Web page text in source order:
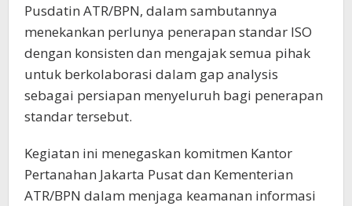
Pusdatin ATR/BPN, dalam sambutannya
menekankan perlunya penerapan standar ISO
dengan konsisten dan mengajak semua pihak
untuk berkolaborasi dalam gap analysis
sebagai persiapan menyeluruh bagi penerapan
standar tersebut.
Kegiatan ini menegaskan komitmen Kantor
Pertanahan Jakarta Pusat dan Kementerian
ATR/BPN dalam menjaga keamanan informasi